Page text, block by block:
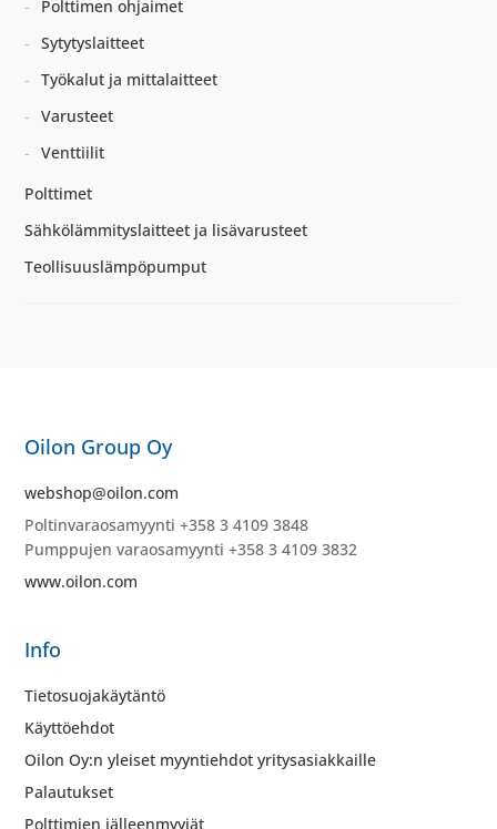
Polttimen ohjaimet
Sytytyslaitteet
Työkalut ja mittalaitteet
Varusteet
Venttiilit
Polttimet
Sähkölämmityslaitteet ja lisävarusteet
Teollisuuslämpöpumput
Oilon Group Oy
webshop@oilon.com
Poltinvaraosamyynti +358 3 4109 3848
Pumppujen varaosamyynti +358 3 4109 3832
www.oilon.com
Info
Tietosuojakäytäntö
Käyttöehdot
Oilon Oy:n yleiset myyntiehdot yritysasiakkaille
Palautukset
Polttimien jälleenmyyjät